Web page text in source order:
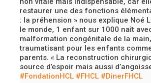
restaurer une des fonctions
: la préhension » nous explique Noé
le monde, 1 enfant sur 1000 naît
malformation congénitale de la
traumatisant pour les enfants
parents. « La reconstruction
source d’espoir mais aussi
#FondationHCL #FHCL #DinerFHCL